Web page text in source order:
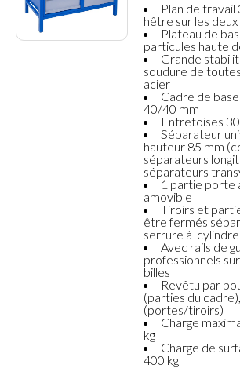
Plan de travail
hêtre sur les
Plateau de
particules haute
Grande
soudure de
acier
Cadre de
40/40 mm
Entretoises
Séparateur
hauteur 85 mm
séparateurs
séparateurs
1 partie porte
amovible
Tiroirs et
être fermés
serrure à cylindre
Avec rails de
professionnels
billes
Revêtu par
(parties du
(portes/tiroirs)
Charge
kg
Charge de
400 kg